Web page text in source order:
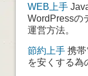
WEB上手
WordPressの
運営方法。
節約上手携帯
を安くする為